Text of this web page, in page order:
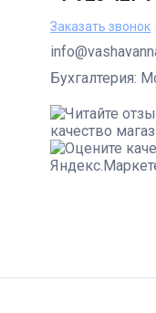
Заказать звонок
Бухгалтерия: